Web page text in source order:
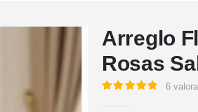
Arreglo
Rosas
6